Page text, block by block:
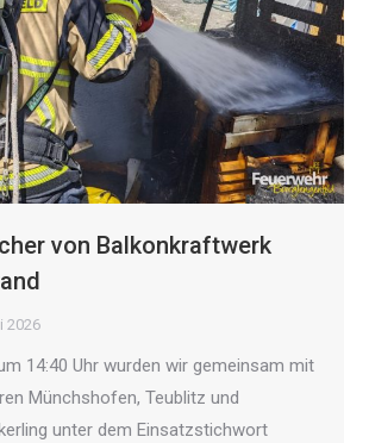
von Balkonkraftwerk
2026
14:40 Uhr wurden wir gemeinsam mit
Münchshofen, Teublitz und
unter dem Einsatzstichwort